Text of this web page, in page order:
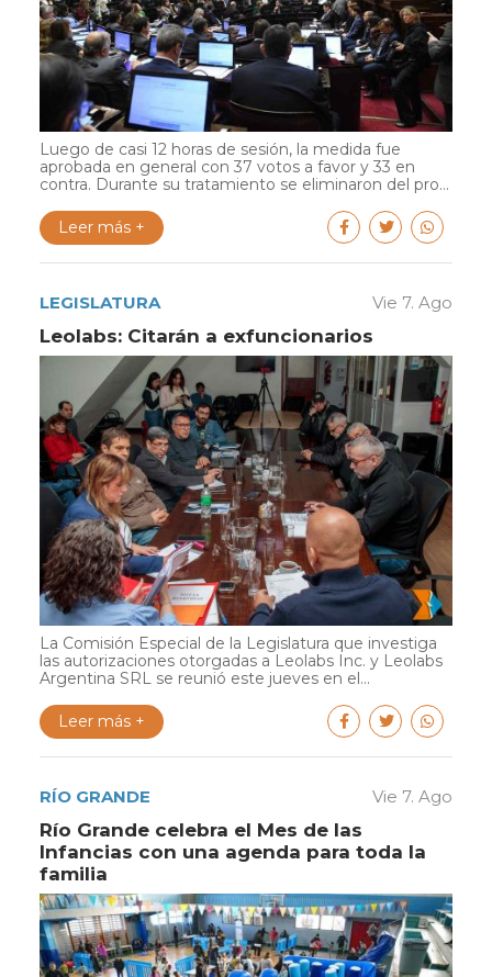
Luego de casi 12 horas de sesión, la medida fue
aprobada en general con 37 votos a favor y 33 en
contra. Durante su tratamiento se eliminaron del pro...
Leer más +
LEGISLATURA Vie 7. Ago
Leolabs: Citarán a exfuncionarios
La Comisión Especial de la Legislatura que investiga
las autorizaciones otorgadas a Leolabs Inc. y Leolabs
Argentina SRL se reunió este jueves en el...
Leer más +
RÍO GRANDE Vie 7. Ago
Río Grande celebra el Mes de las
Infancias con una agenda para toda la
familia